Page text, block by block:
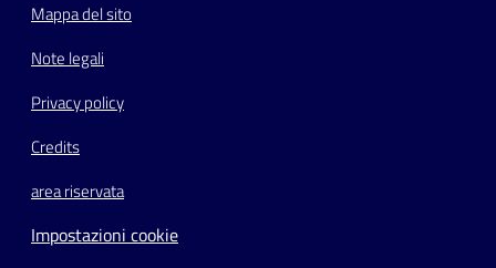
Mappa del sito
Note legali
Privacy policy
Credits
area riservata
Impostazioni cookie